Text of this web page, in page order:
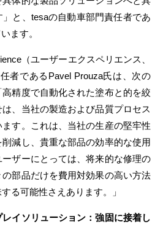
と、tesaの自動車部門責任者であ
ます。
（ユーザーエクスペリエンス、
者であるPavel Prouza氏は、次の
精度で自動化された塗布と的を絞
、当社の製造および品質プロセス
す。これは、当社の生産の堅牢性
減し、貴重な部品の効率的な使用
ザーにとっては、将来的な修理の
部品だけを費用対効果の高い方法
る可能性さえあります。」
イソリューション：強固に接着し